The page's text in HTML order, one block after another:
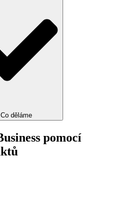
děláme
pomocí